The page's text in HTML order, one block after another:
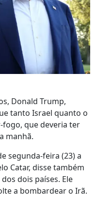
Donald Trump,
tanto Israel quanto o
fogo, que deveria ter
manhã.
segunda-feira (23) a
Catar, disse também
dois países. Ele
a bombardear o Irã.